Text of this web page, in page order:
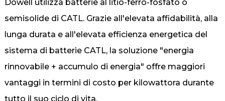
Dowell utilizza batterie al litio-ferro-fosfato o
semisolide di CATL. Grazie all'elevata affidabilità, alla
lunga durata e all'elevata efficienza energetica del
sistema di batterie CATL, la soluzione "energia
rinnovabile + accumulo di energia" offre maggiori
vantaggi in termini di costo per kilowattora durante
tutto il suo ciclo di vita.